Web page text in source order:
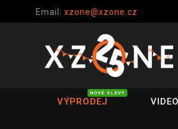
Email: xzone@xzone.cz
VÝPRODEJ
NOVÉ SLEVY